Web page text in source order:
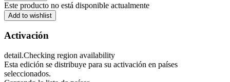
Este producto no está disponible actualmente
Add to wishlist
Activación
detail.Checking region availability
Esta edición se distribuye para su activación en países
seleccionados.